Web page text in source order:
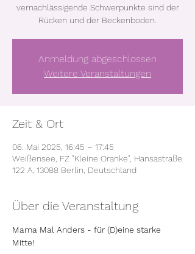
vernachlässigende Schwerpunkte sind der
Rücken und der Beckenboden.
Anmeldung abgeschlossen
Weitere Veranstaltungen
Zeit & Ort
06. Mai 2025, 16:45 – 17:45
Weißensee, FZ "Kleine Oranke", Hansastraße
122 A, 13088 Berlin, Deutschland
Über die Veranstaltung
Mama Mal Anders - für (D)eine starke
Mitte!